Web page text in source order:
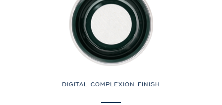
DIGITAL COMPLEXION FINISH